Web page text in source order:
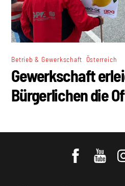
Betrieb & Gewerkschaft Österreich
Gewerkschaft
Bürgerlichen die